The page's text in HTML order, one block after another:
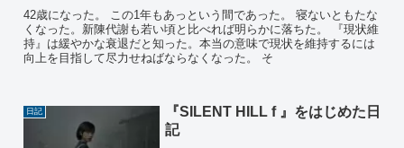
42歳になった。 この1年もあっという間であった。 寝ないともたな
くなった。新陳代謝も若い頃と比べれば明らかに落ちた。 『現状維
持』は緩やかな衰退だと知った。本当の意味で現状を維持するには
向上を目指して尽力せねばならなくなった。 そ
日記
『SILENT HILL f 』をはじめた日
記